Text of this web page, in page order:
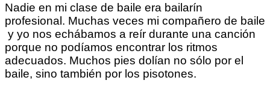
Nadie en mi clase de baile era bailarín
profesional. Muchas veces mi compañero de baile
y yo nos echábamos a reír durante una canción
porque no podíamos encontrar los ritmos
adecuados. Muchos pies dolían no sólo por el
baile, sino también por los pisotones.